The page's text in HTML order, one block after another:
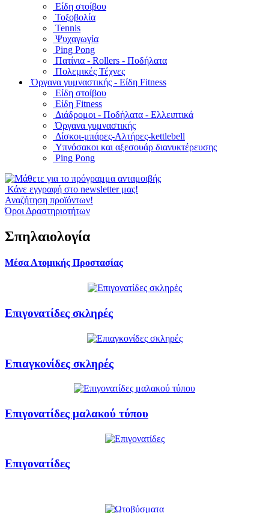
Είδη στοίβου
Τοξοβολία
Tennis
Ψυχαγωγία
Ping Pong
Πατίνια - Rollers - Ποδήλατα
Πολεμικές Τέχνες
Όργανα γυμναστικής - Είδη Fitness
Είδη στοίβου
Είδη Fitness
Διάδρομοι - Ποδήλατα - Ελλειπτικά
Όργανα γυμναστικής
Δίσκοι-μπάρες-Αλτήρες-kettlebell
Υπνόσακοι και αξεσουάρ διανυκτέρευσης
Ping Pong
Κάνε εγγραφή στο newsletter μας!
Αναζήτηση προϊόντων!
Όροι Δραστηριοτήτων
Σπηλαιολογία
Μέσα Ατομικής Προστασίας
Επιγονατίδες σκληρές
Επιαγκονίδες σκληρές
Επιγονατίδες μαλακού τύπου
Επιγονατίδες